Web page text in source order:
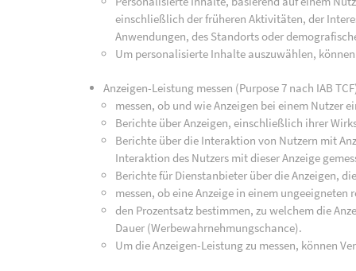
einschließlich der früheren Aktivitäten, der
Anwendungen, des Standorts oder
Um personalisierte Inhalte auszuwählen,
Anzeigen-Leistung messen (Purpose 7 nach IAB
messen, ob und wie Anzeigen bei einem
Berichte über Anzeigen, einschließlich ihrer
Berichte über die Interaktion von Nutzern mit
Interaktion des Nutzers mit dieser Anzeige
Berichte für Dienstanbieter über die Anzeigen,
messen, ob eine Anzeige in einem
den Prozentsatz bestimmen, zu welchem die
Dauer (Werbewahrnehmungschance).
Um die Anzeigen-Leistung zu messen, können